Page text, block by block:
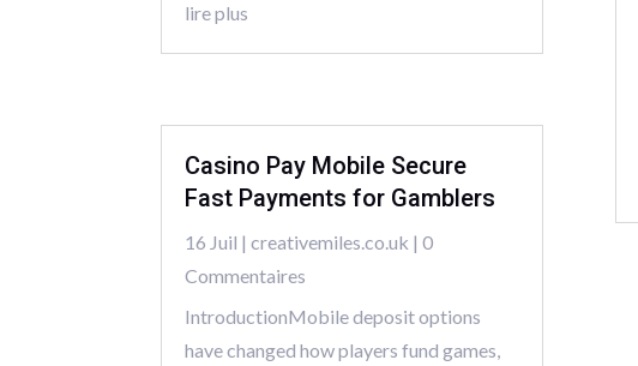
lire plus
Casino Pay Mobile Secure
Fast Payments for Gamblers
16 Juil |creativemiles.co.uk | 0
Commentaires
IntroductionMobile deposit options
have changed how players fund games,